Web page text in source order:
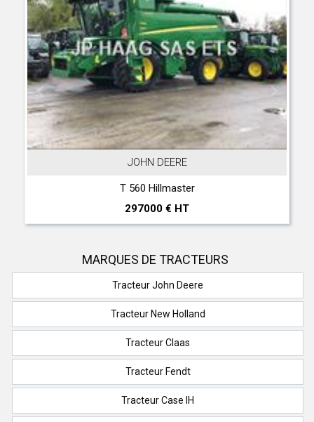
JOHN DEERE
T 560 Hillmaster
297000 € HT
MARQUES DE TRACTEURS
Tracteur John Deere
Tracteur New Holland
Tracteur Claas
Tracteur Fendt
Tracteur Case IH